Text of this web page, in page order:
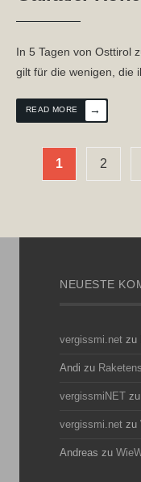
In 5 Tagen von Osttirol
gilt für die wenigen, die
READ MORE →
der
1 2
NEUESTE
vergissmi.net zu
Andi zu
vergissmiNET zu
vergissmi.net zu
Andreas zu